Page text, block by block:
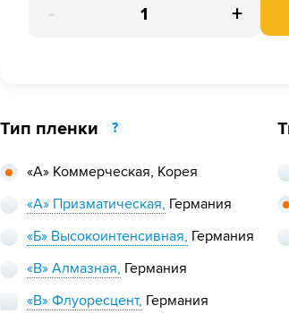
- +
Тип пленки ?
«А» Коммерческая, Корея
«А» Призматическая, Германия
«Б» Высокоинтенсивная, Германия
«В» Алмазная, Германия
«В» Флуоресцент, Германия